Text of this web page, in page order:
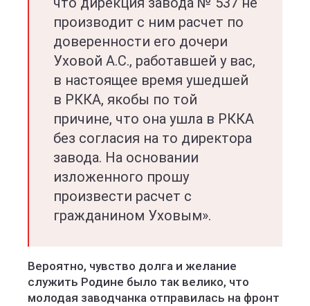
производит с ним расчет по
доверенности его дочери
Уховой А.С., работавшей у вас,
в настоящее время ушедшей
в РККА, якобы по той
причине, что она ушла в РККА
без согласия на то директора
завода. На основании
изложенного прошу
произвести расчет с
гражданином Уховым».
Вероятно, чувство долга и желание
служить Родине было так велико, что
молодая заводчанка отправилась на фронт